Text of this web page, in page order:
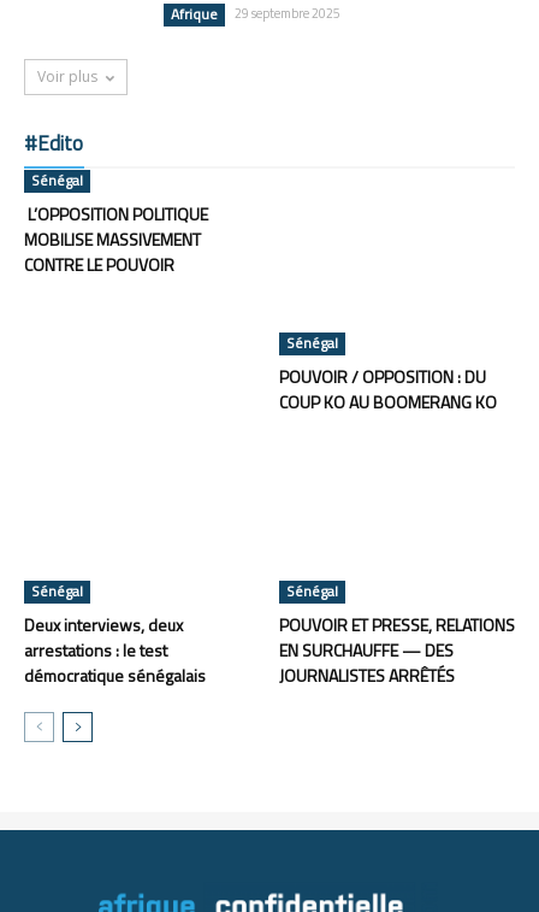
Afrique 29 septembre 2025
Voir plus
#Edito
Sénégal
L’OPPOSITION POLITIQUE
MOBILISE MASSIVEMENT
CONTRE LE POUVOIR
Sénégal
POUVOIR / OPPOSITION : DU
COUP KO AU BOOMERANG KO
Sénégal
Deux interviews, deux
arrestations : le test
démocratique sénégalais
Sénégal
POUVOIR ET PRESSE, RELATIONS
EN SURCHAUFFE — DES
JOURNALISTES ARRÊTÉS